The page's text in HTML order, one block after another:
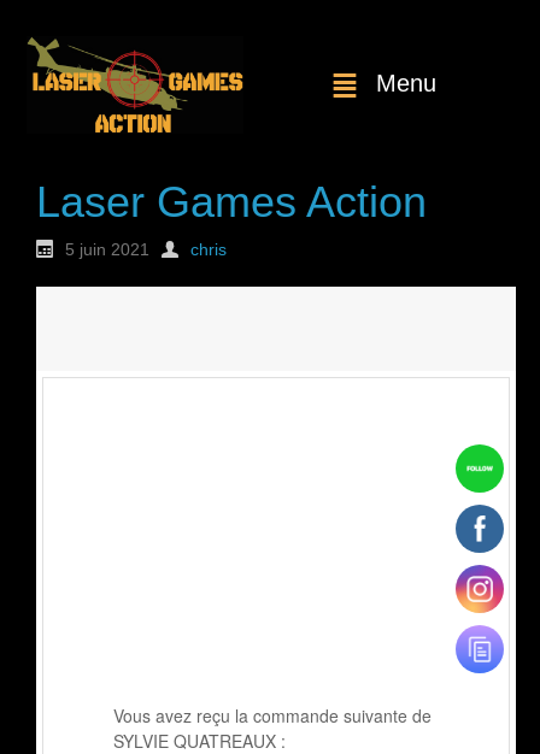
Menu
Laser Games Action
5 juin 2021 chris
Vous avez reçu la commande suivante de
SYLVIE QUATREAUX :